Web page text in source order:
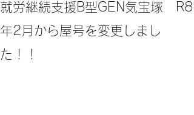
​就労継続支援B型GEN気宝塚 R8
年2月から屋号を変更しまし
た！！